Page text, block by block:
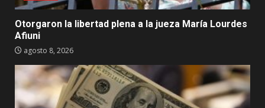
Otorgaron la libertad plena a la jueza María Lourdes
Afiuni
agosto 8, 2026